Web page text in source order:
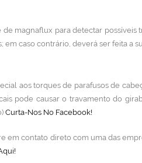
magnaflux para detectar possíveis
caso contrário, deverá ser feita a
aos torques de parafusos de
pode causar o travamento do
Curta-Nos No Facebook!
em contato direto com uma das